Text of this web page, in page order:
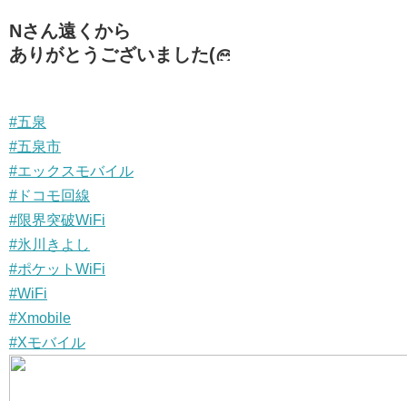
Nさん遠くから
ありがとうございました(
#五泉
#五泉市
#エックスモバイル
#ドコモ回線
#限界突破WiFi
#氷川きよし
#ポケットWiFi
#WiFi
#Xmobile
#Xモバイル